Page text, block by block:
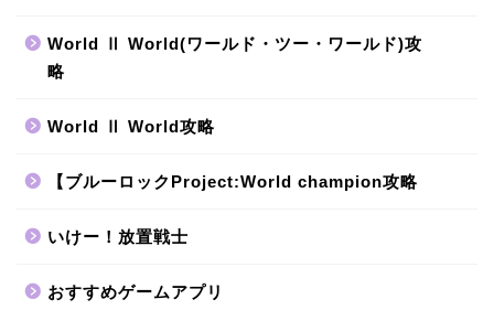
World Ⅱ World(ワールド・ツー・ワールド)攻
略
World Ⅱ World攻略
【ブルーロックProject:World champion攻略
いけー！放置戦士
おすすめゲームアプリ